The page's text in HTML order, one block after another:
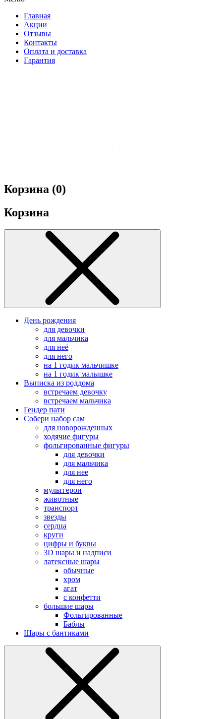
Главная
Акции
Отзывы
Контакты
Оплата и доставка
Гарантия
Корзина (0)
Корзина
День рождения
для девочки
для мальчика
для неё
для него
на 1 годик мальчишке
на 1 годик малышке
Выписка из роддома
встречаем девочку
встречаем мальчика
Гендер пати
Собери набор сам
для новорожденных
ходячие фигуры
фольгированные фигуры
для девочки
для мальчика
для нее
для него
мультгерои
животные
транспорт
звезды
сердца
круги
цифры и буквы
3D шары и надписи
латексные шары
обычные
хром
агат
с конфетти
большие шары
Фольгированные
Баблы
Шары с бантиками